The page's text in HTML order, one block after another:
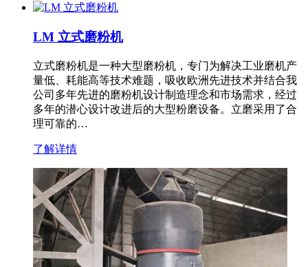
LM 立式磨粉机
立式磨粉机是一种大型磨粉机，专门为解决工业磨机产
量低、耗能高等技术难题，吸收欧洲先进技术并结合我
公司多年先进的磨粉机设计制造理念和市场需求，经过
多年的潜心设计改进后的大型粉磨设备。立磨采用了合
理可靠的…
了解详情